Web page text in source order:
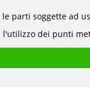
le parti soggette ad
l'utilizzo dei punti